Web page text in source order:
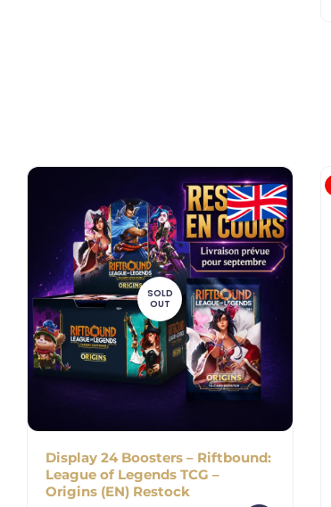
SOLD
OUT
Display 24 Boosters – Riftbound:
League of Legends TCG –
Origins (EN) Restock